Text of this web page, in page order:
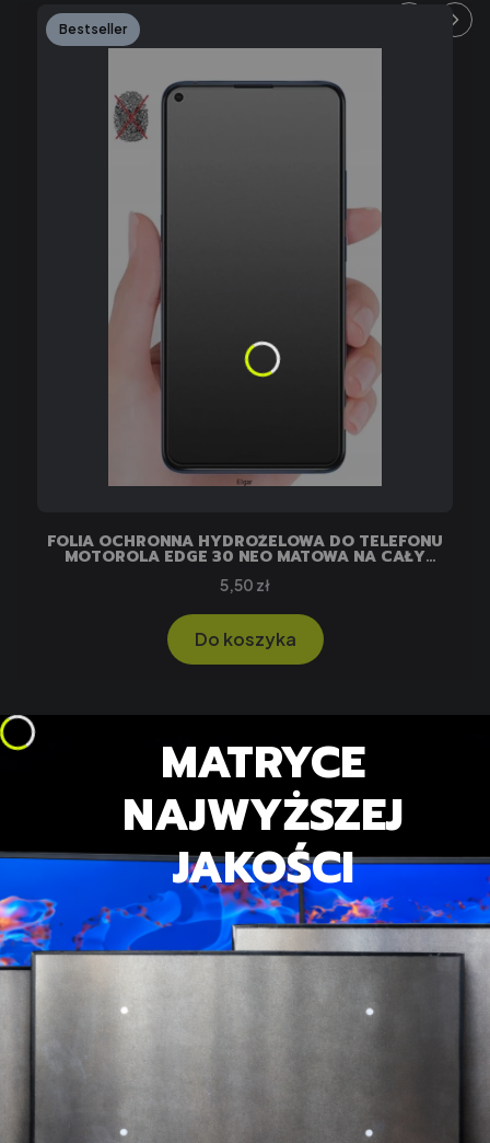
Bestseller
FOLIA OCHRONNA HYDROŻELOWA DO TELEFONU
MOTOROLA EDGE 30 NEO MATOWA NA CAŁY
Cena
5,50 zł
Do koszyka
MATRYCE
NAJWYŻSZEJ
JAKOŚCI